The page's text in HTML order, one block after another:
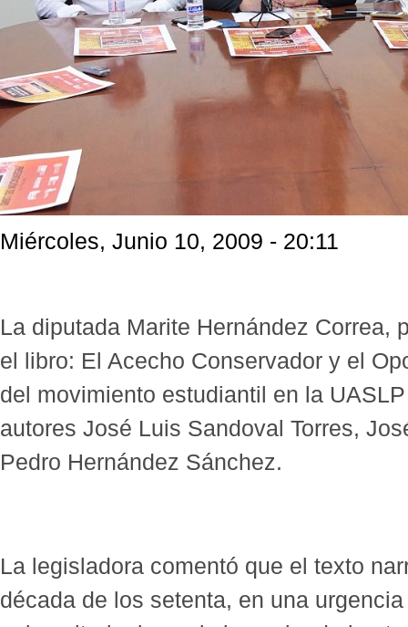
Miércoles, Junio 10, 2009 - 20:11
La diputada Marite Hernández Correa,
el libro: El Acecho Conservador y el
del movimiento estudiantil en la
autores José Luis Sandoval Torres,
Pedro Hernández Sánchez.
La legisladora comentó que el texto
década de los setenta, en una